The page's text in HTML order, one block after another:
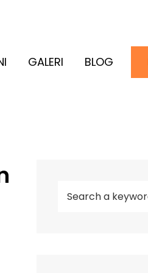
GALERI BLOG